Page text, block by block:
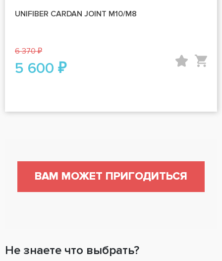
UNIFIBER CARDAN JOINT M10/M8
6 370 ₽
5 600 ₽
ВАМ МОЖЕТ ПРИГОДИТЬСЯ
Не знаете что выбрать?